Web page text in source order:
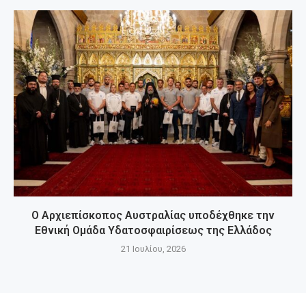
Ο Αρχιεπίσκοπος Αυστραλίας υποδέχθηκε την
Εθνική Ομάδα Υδατοσφαιρίσεως της Ελλάδος
21 Ιουλίου, 2026